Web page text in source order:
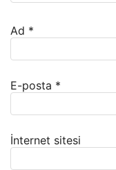
Ad *
E-posta *
İnternet sitesi